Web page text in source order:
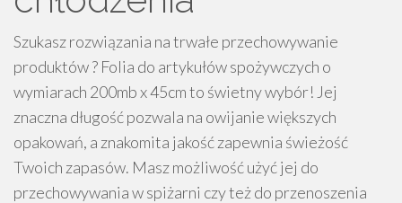
Szukasz rozwiązania na trwałe przechowywanie
produktów ? Folia do artykułów spożywczych o
wymiarach 200mb x 45cm to świetny wybór! Jej
znaczna długość pozwala na owijanie większych
opakowań, a znakomita jakość zapewnia świeżość
Twoich zapasów. Masz możliwość użyć jej do
przechowywania w spiżarni czy też do przenoszenia